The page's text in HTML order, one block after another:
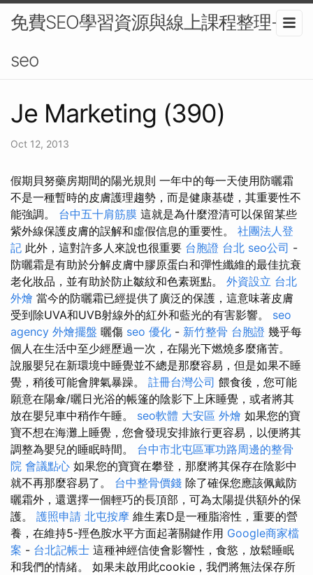
免費SEO學習資源與線上課程整理-
seo
Je Marketing (390)
Oct 12, 2013
假期貝努藥房期間的陽光規則 一年中的每一天使用防曬霜
不是一種暫時的皮膚護理趨勢，而是健康基礎，其重要性不
能強調。 台中五十肩筋膜 這就是為什麼澄清可以保留某些
紫外線保護皮膚的誤解和虛假信息的重要性。 社團法人登
記 此外，這對許多人來說也很重要 台胞證 台北 seo公司 -
防曬霜是有助於分解皮膚中膠原蛋白和彈性纖維的最佳抗衰
老化妝品，並有助於防止皺紋和色素斑點。 外資設立 台北
外燴 當今的防曬霜已經提供了廣泛的保護，這意味著皮膚
受到除UVA和UVB射線外的紅外和藍光的有害影響。 seo
agency 外燴擺盤 曬傷 seo 優化 - 新竹整骨 台胞證 幾乎每
個人在生活中至少經歷過一次，在陽光下燃燒多麼痛苦。
說服嬰兒在新環境中睡覺並不總是那麼容易，但是如果不睡
覺，稍後可能會脾氣暴躁。 註冊台灣公司 餵食後，您可能
願意在陽傘/曬日光浴的帳篷的陰影下上床睡覺，或者將其
放在嬰兒車中稍作午睡。 seo軟體 大安區 外燴 如果您的寶
寶不想在海灘上睡覺，您會發現安排旅行更容易，以便將其
調整為嬰兒的睡眠時間。 台中市北屯區軍功路周邊的整骨
院 會議點心 如果您的寶寶在攀登，那麼將其保存在陰影中
就不再那麼容易了。 台中整骨價錢 除了確保您應該佩戴防
曬霜外，還選擇一個輕巧的長頂部，可為太陽提供額外的保
護。 護照申請 北屯按摩 維生素D是一種脂溶性，重要的營
養，在維持5-羥色胺水平方面起著關鍵作用 Google商家檔
案 - 台北記帳士 這種神經信使會影響性，食慾，放鬆睡眠
和我們的情緒。 如果未啟用此cookie，我們將無法保存所